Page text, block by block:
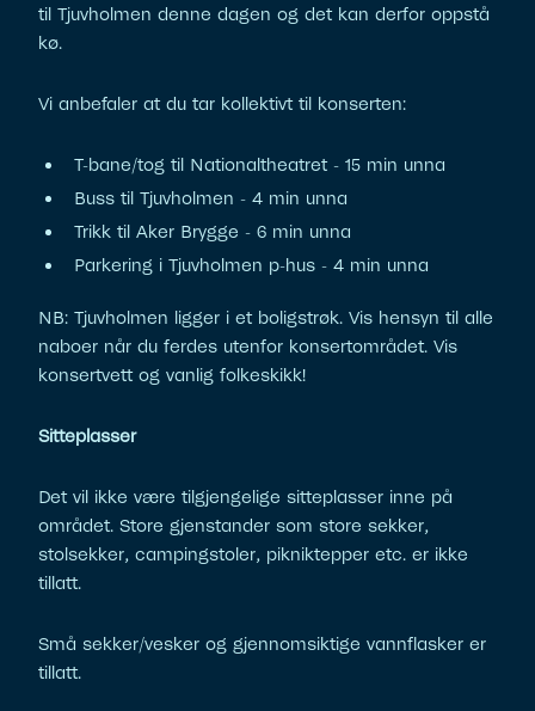
til Tjuvholmen denne dagen og det kan derfor oppstå
kø.
Vi anbefaler at du tar kollektivt til konserten:
T-bane/tog til Nationaltheatret - 15 min unna
Buss til Tjuvholmen - 4 min unna
Trikk til Aker Brygge - 6 min unna
Parkering i Tjuvholmen p-hus - 4 min unna
NB: Tjuvholmen ligger i et boligstrøk. Vis hensyn til alle
naboer når du ferdes utenfor konsertområdet. Vis
konsertvett og vanlig folkeskikk!
Sitteplasser
Det vil ikke være tilgjengelige sitteplasser inne på
området. Store gjenstander som store sekker,
stolsekker, campingstoler, pikniktepper etc. er ikke
tillatt.
Små sekker/vesker og gjennomsiktige vannflasker er
tillatt.